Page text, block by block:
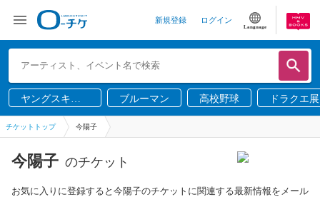
新規登録 ログイン
Language
ヤングスキニ
ー
ブルーマン 高校野球 ドラクエ展
チケットトップ 今陽子
今陽子 のチケット
お気に入りに登録すると今陽子のチケットに関連する最新情報をメール